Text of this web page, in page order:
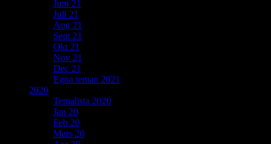
Juni 21
Juli 21
Aug 21
Sept 21
Okt 21
Nov 21
Dec 21
Egna teman 2021
2020
Temalista 2020
Jan 20
Feb 20
Mars 20